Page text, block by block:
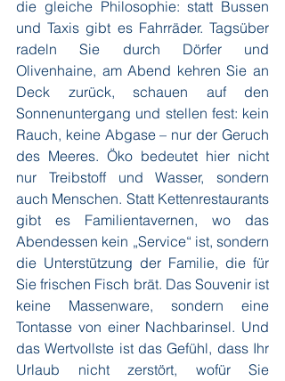
die gleiche Philosophie: statt Bussen
und Taxis gibt es Fahrräder. Tagsüber
radeln Sie durch Dörfer und
Olivenhaine, am Abend kehren Sie an
Deck zurück, schauen auf den
Sonnenuntergang und stellen fest: kein
Rauch, keine Abgase – nur der Geruch
des Meeres. Öko bedeutet hier nicht
nur Treibstoff und Wasser, sondern
auch Menschen. Statt Kettenrestaurants
gibt es Familientavernen, wo das
Abendessen kein „Service“ ist, sondern
die Unterstützung der Familie, die für
Sie frischen Fisch brät. Das Souvenir ist
keine Massenware, sondern eine
Tontasse von einer Nachbarinsel. Und
das Wertvollste ist das Gefühl, dass Ihr
Urlaub nicht zerstört, wofür Sie